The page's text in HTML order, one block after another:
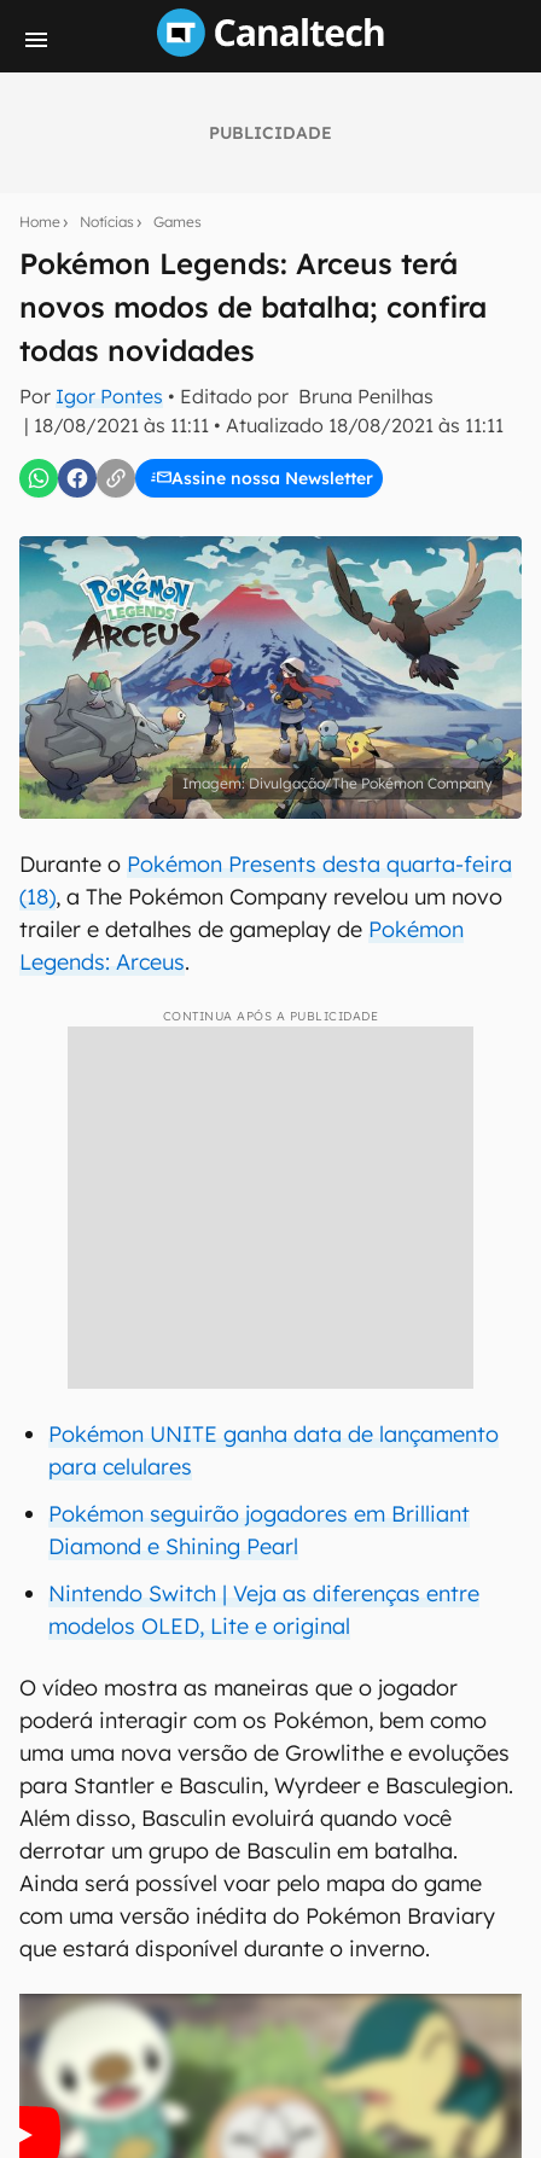
PUBLICIDADE
Home Notícias Games
Pokémon Legends: Arceus terá
novos modos de batalha; confira
todas novidades
Por Igor Pontes • Editado por Bruna Penilhas
| 18/08/2021 às 11:11 • Atualizado 18/08/2021 às 11:11
Assine nossa Newsletter
notícias e reviews sobre tecnologia em primeira
mão.
E-mail
inscreva-se
Confirmo que li, aceito e concordo com os Termos de
Uso e Política de Privacidade do Canaltech.
Divulgação/The Pokémon Company
Durante o Pokémon Presents desta quarta-feira
(18), a The Pokémon Company revelou um novo
trailer e detalhes de gameplay de Pokémon
Legends: Arceus.
CONTINUA APÓS A PUBLICIDADE
Pokémon UNITE ganha data de lançamento
para celulares
Pokémon seguirão jogadores em Brilliant
Diamond e Shining Pearl
Nintendo Switch | Veja as diferenças entre
modelos OLED, Lite e original
O vídeo mostra as maneiras que o jogador
poderá interagir com os Pokémon, bem como
uma uma nova versão de Growlithe e evoluções
para Stantler e Basculin, Wyrdeer e Basculegion.
Além disso, Basculin evoluirá quando você
derrotar um grupo de Basculin em batalha.
Ainda será possível voar pelo mapa do game
com uma versão inédita do Pokémon Braviary
que estará disponível durante o inverno.